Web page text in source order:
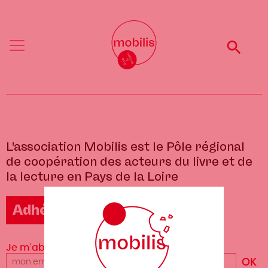
Menu
principal
Menu
L'association Mobilis est le Pôle régional
de coopération des acteurs du livre et de
la lecture en Pays de la Loire
Adhérer à Mobilis
Je m'abonne à la newsletter
Votre